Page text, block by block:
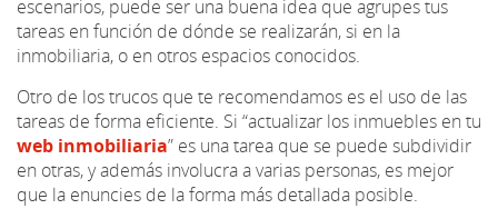
escenarios, puede ser una buena idea que agrupes tus
tareas en función de dónde se realizarán, si en la
inmobiliaria, o en otros espacios conocidos.
Otro de los trucos que te recomendamos es el uso de las
tareas de forma eficiente. Si “actualizar los inmuebles en tu
web inmobiliaria” es una tarea que se puede subdividir
en otras, y además involucra a varias personas, es mejor
que la enuncies de la forma más detallada posible.